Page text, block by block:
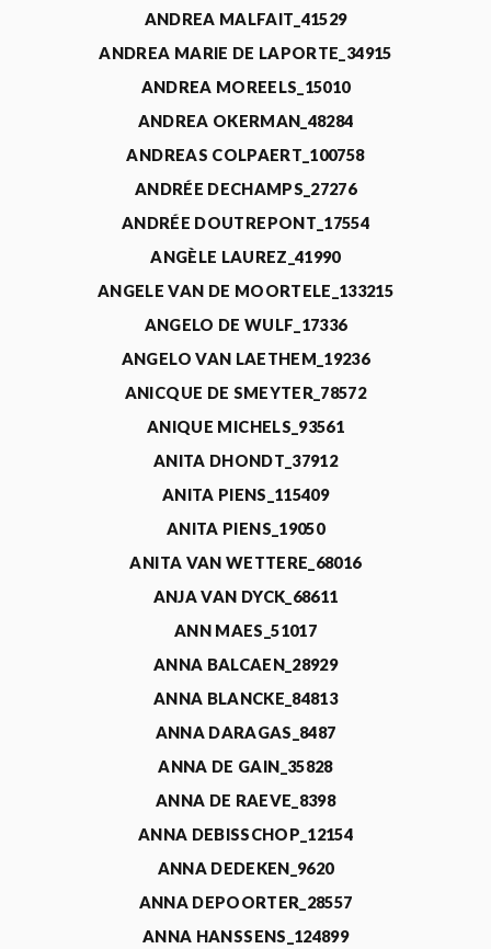
ANDREA MALFAIT_41529
ANDREA MARIE DE LAPORTE_34915
ANDREA MOREELS_15010
ANDREA OKERMAN_48284
ANDREAS COLPAERT_100758
ANDRÉE DECHAMPS_27276
ANDRÉE DOUTREPONT_17554
ANGÈLE LAUREZ_41990
ANGELE VAN DE MOORTELE_133215
ANGELO DE WULF_17336
ANGELO VAN LAETHEM_19236
ANICQUE DE SMEYTER_78572
ANIQUE MICHELS_93561
ANITA DHONDT_37912
ANITA PIENS_115409
ANITA PIENS_19050
ANITA VAN WETTERE_68016
ANJA VAN DYCK_68611
ANN MAES_51017
ANNA BALCAEN_28929
ANNA BLANCKE_84813
ANNA DARAGAS_8487
ANNA DE GAIN_35828
ANNA DE RAEVE_8398
ANNA DEBISSCHOP_12154
ANNA DEDEKEN_9620
ANNA DEPOORTER_28557
ANNA HANSSENS_124899